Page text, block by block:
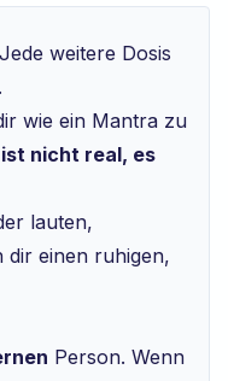
Jede weitere Dosis
wie ein Mantra zu
nicht real, es
lauten,
dir einen ruhigen,
Person. Wenn